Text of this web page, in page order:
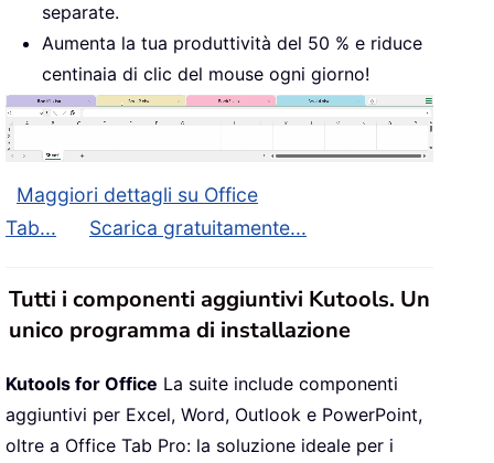
separate.
Aumenta la tua produttività del 50 % e riduce
centinaia di clic del mouse ogni giorno!
Maggiori dettagli su Office
Tab...
Scarica gratuitamente...
Tutti i componenti aggiuntivi Kutools. Un
unico programma di installazione
Kutools for Office La suite include componenti
aggiuntivi per Excel, Word, Outlook e PowerPoint,
oltre a Office Tab Pro: la soluzione ideale per i